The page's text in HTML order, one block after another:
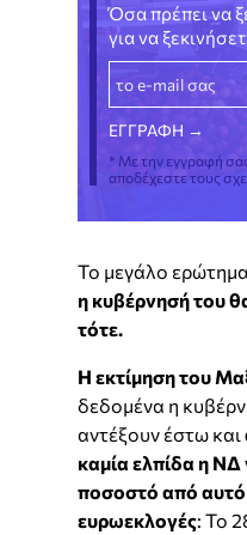
Όσα πρέπει να
για να
* Με την εγγραφή
αποδέχεστε τους
Το μεγάλο ερώτημα
η κυβέρνησή του
τότε.
Η εκτίμηση του
δεδομένα η
αντέξουν έστω και
καμία ελπίδα η
ποσοστό από αυτό
ευρωεκλογές: Το